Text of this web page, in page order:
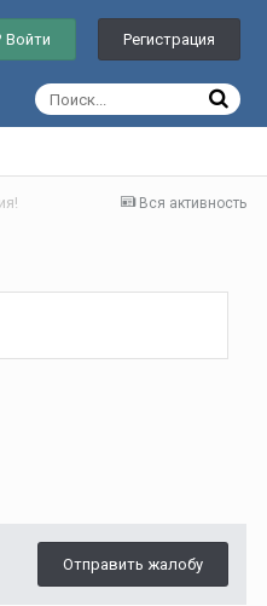
Войти Регистрация
Вся активность
Отправить жалобу